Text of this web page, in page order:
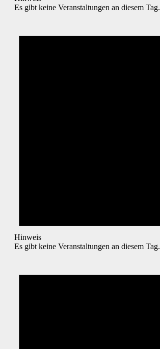
Es gibt keine Veranstaltungen an diesem Tag.
Hinweis
Es gibt keine Veranstaltungen an diesem Tag.